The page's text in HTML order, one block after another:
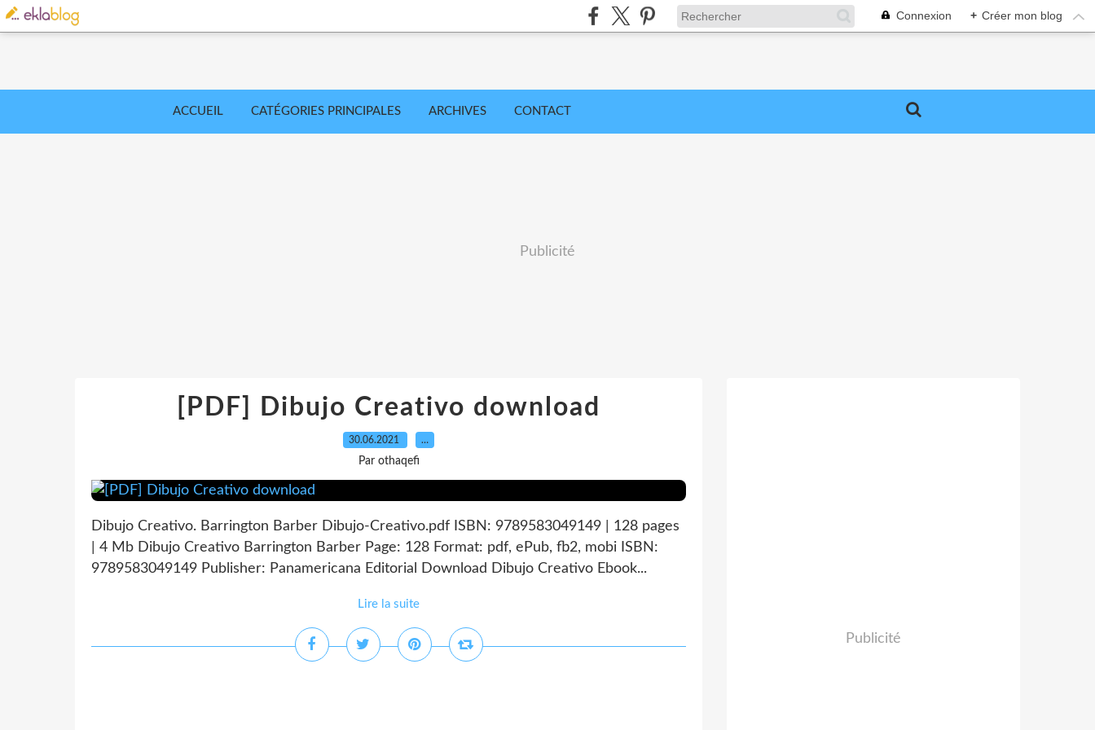
Connexion + Créer mon blog
ACCUEIL CATÉGORIES PRINCIPALES ARCHIVES CONTACT
Publicité
[PDF] Dibujo Creativo download
30.06.2021 …
Par othaqefi
Dibujo Creativo. Barrington Barber Dibujo-Creativo.pdf ISBN: 9789583049149 | 128 pages
| 4 Mb Dibujo Creativo Barrington Barber Page: 128 Format: pdf, ePub, fb2, mobi ISBN:
9789583049149 Publisher: Panamericana Editorial Download Dibujo Creativo Ebook...
Lire la suite
Publicité